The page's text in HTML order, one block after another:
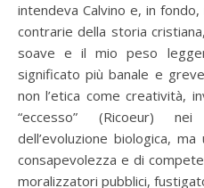
intendeva Calvino e, in
contrarie della storia
soave e il mio peso
significato più banale e
non l’etica come creatività,
“eccesso” (Ricoeur)
dell’evoluzione biologica,
consapevolezza e di
moralizzatori pubblici,